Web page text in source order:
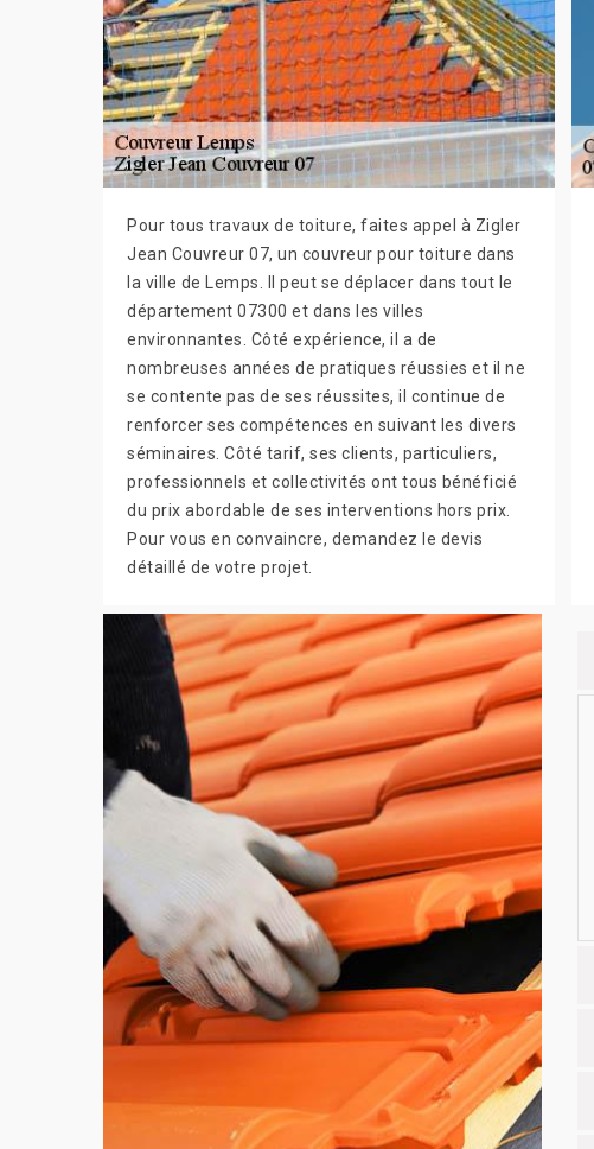
Pour tous travaux de toiture, faites appel à Zigler
Jean Couvreur 07, un couvreur pour toiture dans
la ville de Lemps. Il peut se déplacer dans tout le
département 07300 et dans les villes
environnantes. Côté expérience, il a de
nombreuses années de pratiques réussies et il ne
se contente pas de ses réussites, il continue de
renforcer ses compétences en suivant les divers
séminaires. Côté tarif, ses clients, particuliers,
professionnels et collectivités ont tous bénéficié
du prix abordable de ses interventions hors prix.
Pour vous en convaincre, demandez le devis
détaillé de votre projet.